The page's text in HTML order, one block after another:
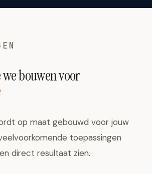
bouwen voor
op maat gebouwd voor jouw
toepassingen
direct resultaat zien.